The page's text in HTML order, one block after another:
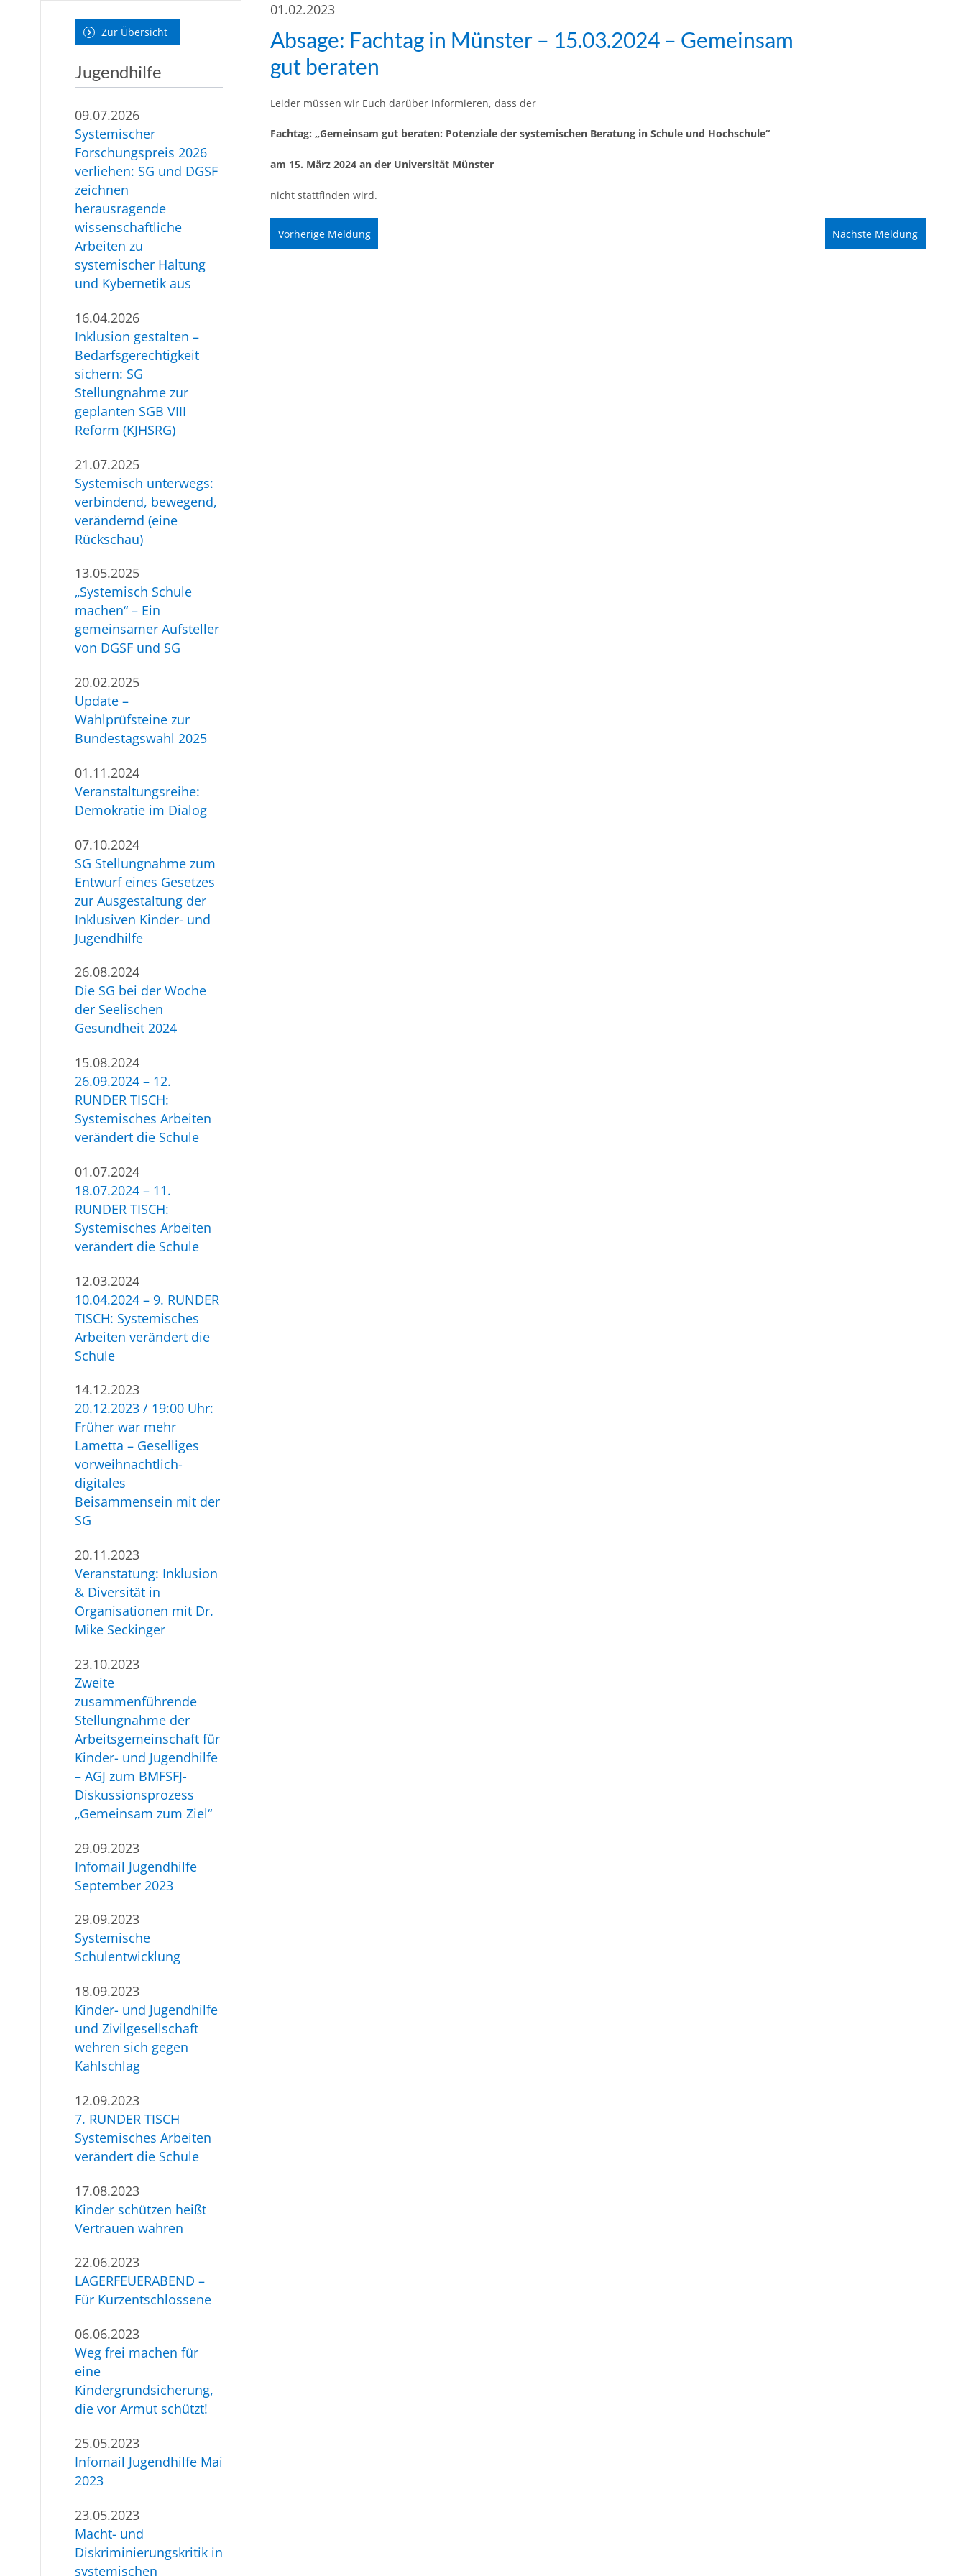
Zur Übersicht
Jugendhilfe
09.07.2026
Systemischer
Forschungspreis 2026
verliehen: SG und DGSF
zeichnen
herausragende
wissenschaftliche
Arbeiten zu
systemischer Haltung
und Kybernetik aus
16.04.2026
Inklusion gestalten –
Bedarfsgerechtigkeit
sichern: SG
Stellungnahme zur
geplanten SGB VIII
Reform (KJHSRG)
21.07.2025
Systemisch unterwegs:
verbindend, bewegend,
verändernd (eine
Rückschau)
13.05.2025
„Systemisch Schule
machen“ – Ein
gemeinsamer Aufsteller
von DGSF und SG
20.02.2025
Update –
Wahlprüfsteine zur
Bundestagswahl 2025
01.11.2024
Veranstaltungsreihe:
Demokratie im Dialog
07.10.2024
SG Stellungnahme zum
Entwurf eines Gesetzes
zur Ausgestaltung der
Inklusiven Kinder- und
Jugendhilfe
26.08.2024
Die SG bei der Woche
der Seelischen
Gesundheit 2024
15.08.2024
26.09.2024 – 12.
RUNDER TISCH:
Systemisches Arbeiten
verändert die Schule
01.07.2024
18.07.2024 – 11.
RUNDER TISCH:
Systemisches Arbeiten
verändert die Schule
12.03.2024
10.04.2024 – 9. RUNDER
TISCH: Systemisches
Arbeiten verändert die
Schule
14.12.2023
20.12.2023 / 19:00 Uhr:
Früher war mehr
Lametta – Geselliges
vorweihnachtlich-
digitales
Beisammensein mit der
SG
20.11.2023
Veranstatung: Inklusion
& Diversität in
Organisationen mit Dr.
Mike Seckinger
23.10.2023
Zweite
zusammenführende
Stellungnahme der
Arbeitsgemeinschaft für
Kinder- und Jugendhilfe
– AGJ zum BMFSFJ-
Diskussionsprozess
„Gemeinsam zum Ziel“
29.09.2023
Infomail Jugendhilfe
September 2023
29.09.2023
Systemische
Schulentwicklung
18.09.2023
Kinder- und Jugendhilfe
und Zivilgesellschaft
wehren sich gegen
Kahlschlag
12.09.2023
7. RUNDER TISCH
Systemisches Arbeiten
verändert die Schule
17.08.2023
Kinder schützen heißt
Vertrauen wahren
22.06.2023
LAGERFEUERABEND –
Für Kurzentschlossene
06.06.2023
Weg frei machen für
eine
Kindergrundsicherung,
die vor Armut schützt!
25.05.2023
Infomail Jugendhilfe Mai
2023
23.05.2023
Macht- und
Diskriminierungskritik in
systemischen
01.02.2023
Absage: Fachtag in Münster – 15.03.2024 – Gemeinsam
gut beraten
Leider müssen wir Euch darüber informieren, dass der
Fachtag:„Gemeinsam gut beraten: Potenziale der systemischen Beratung in Schule und Hochschule“
am 15. März 2024 an der Universität Münster
nicht stattfinden wird.
Vorherige Meldung Nächste Meldung